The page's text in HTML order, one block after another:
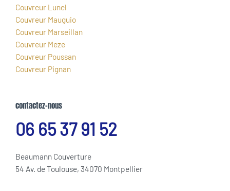
Couvreur Lunel
Couvreur Mauguio
Couvreur Marseillan
Couvreur Meze
Couvreur Poussan
Couvreur Pignan
contactez-nous
06 65 37 91 52
Beaumann Couverture
54 Av. de Toulouse, 34070 Montpellier